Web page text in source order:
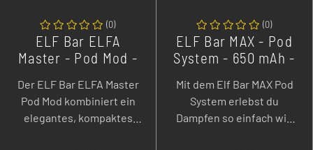
(0)
ELF Bar ELFA
Master - Pod Mod -
Der ELF Bar ELFA Master
Pod Mod kombiniert ein
elegantes, kompaktes
(0)
ELF Bar MAX - Pod
System - 650 mAh -
Mit dem Elf Bar MAX Pod
System erlebst du
Dampfen so einfach wie